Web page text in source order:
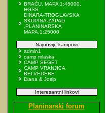
BRAČU, MAPA 1:45000,
HGSS
DINARA-TROGLAVSKA
SKUPINA-ZAPAD
,PLANINARSKA
MAPA,1:25000
Najnovije kampovi
admin1
camp mlaska
CAMP SEGET
CAMP VRANJICA
BELVEDERE
Diana & Josip
Interesantni linkovi
Planinarski forum